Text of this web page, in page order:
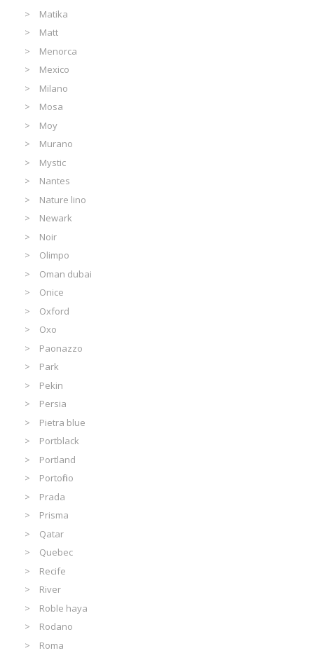
Matika
Matt
Menorca
Mexico
Milano
Mosa
Moy
Murano
Mystic
Nantes
Nature lino
Newark
Noir
Olimpo
Oman dubai
Onice
Oxford
Oxo
Paonazzo
Park
Pekin
Persia
Pietra blue
Portblack
Portland
Portofino
Prada
Prisma
Qatar
Quebec
Recife
River
Roble haya
Rodano
Roma